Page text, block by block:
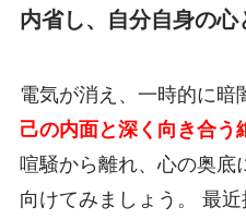
内省し、自分自身の心
電気が消え、一時的に暗
己の内面と深く向き合う
喧騒から離れ、心の奥底
向けてみましょう。 最近